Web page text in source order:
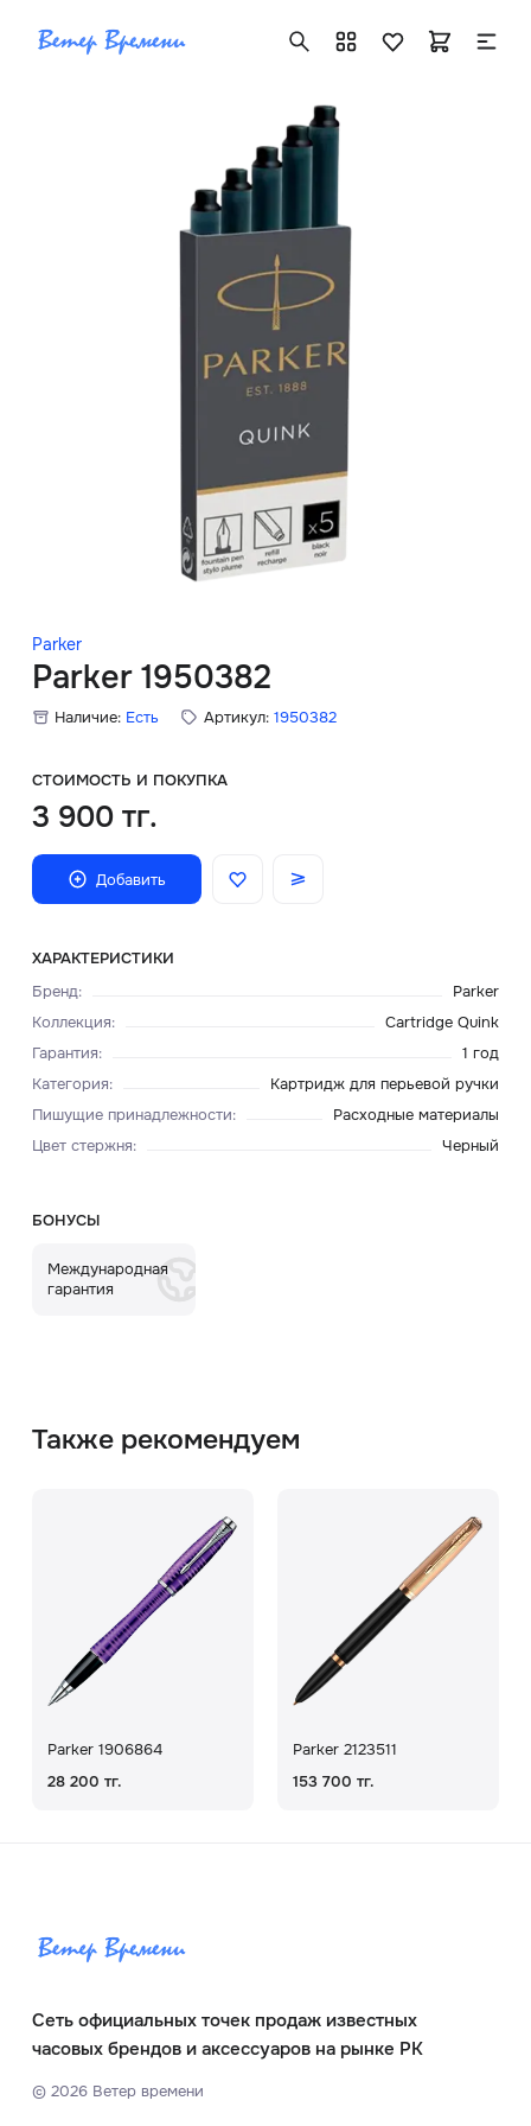
Parker
Parker 1950382
Наличие: Есть Артикул: 1950382
СТОИМОСТЬ И ПОКУПКА
3 900 тг.
Добавить
ХАРАКТЕРИСТИКИ
Бренд:
Parker
Коллекция:
Cartridge Quink
Гарантия:
1 год
Категория:
Картридж для перьевой ручки
Пишущие принадлежности:
Расходные материалы
Цвет стержня: Черный
БОНУСЫ
Международная
гарантия
Также рекомендуем
Parker 1906864
28 200 тг.
Parker 2123511
153 700 тг.
Сеть официальных точек продаж известных
часовых брендов и аксессуаров на рынке РК
© 2026Ветер времени
+7 ( 705 ) 181-42-50
Авторизация
Женские часы
Скидки
Главная
О нас